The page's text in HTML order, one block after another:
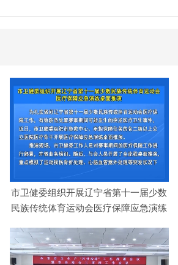
市卫健委组织开展辽宁省第十一届少数
民族传统体育运动会医疗保障应急演练